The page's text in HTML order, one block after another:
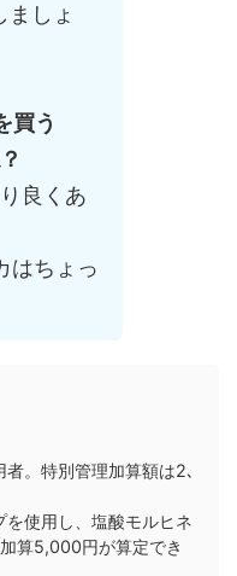
しょ
買う
良くあ
はちょっ
】
。特別管理加算額は2､
使用し、塩酸モルヒネ
算5,000円が算定でき